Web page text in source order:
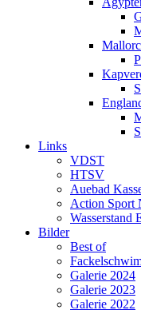
Links
VDST
HTSV
Auebad
Action Sport
Wasserstand
Bilder
Best of
Galerie 2024
Galerie 2023
Galerie 2022